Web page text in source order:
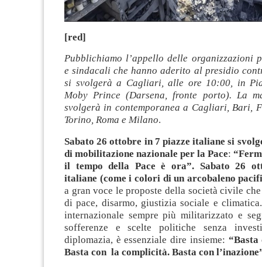
[red]
Pubblichiamo l’appello delle organizzazioni
e sindacali che hanno aderito al presidio
si svolgerà a Cagliari, alle ore 10:00, in
Moby Prince (Darsena, fronte porto). La
svolgerà in contemporanea a Cagliari, Bari,
Torino, Roma e Milano.
Sabato 26 ottobre in 7 piazze italiane si
di mobilitazione nazionale per la Pace:
il tempo della Pace è ora”. Sabato 26
italiane (come i colori di un arcobaleno
a gran voce le proposte della società civile
di pace, disarmo, giustizia sociale e
internazionale sempre più militarizzato e
sofferenze e scelte politiche senza
diplomazia, è essenziale dire insieme: “Basta
Basta con la complicità. Basta con